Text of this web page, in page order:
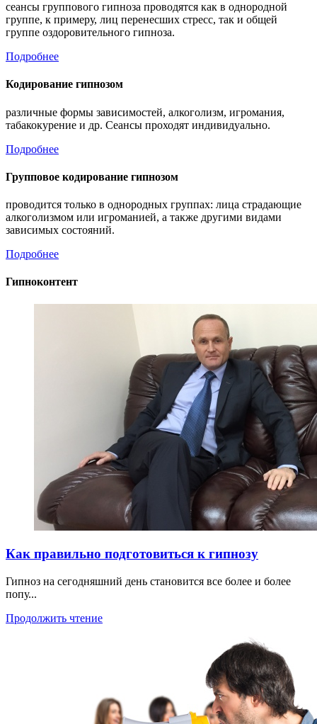
сеансы группового гипноза проводятся как в однородной
группе, к примеру, лиц перенесших стресс, так и общей
группе оздоровительного гипноза.
Подробнее
Кодирование гипнозом
различные формы зависимостей, алкоголизм, игромания,
табакокурение и др. Сеансы проходят индивидуально.
Подробнее
Групповое кодирование гипнозом
проводится только в однородных группах: лица страдающие
алкоголизмом или игроманией, а также другими видами
зависимых состояний.
Подробнее
Гипноконтент
Как правильно подготовиться к гипнозу
Гипноз на сегодняшний день становится все более и более
попу...
Продолжить чтение